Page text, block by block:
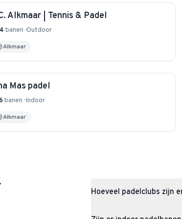
Alkmaar | Tennis & Padel
4 banen ·Outdoor
Alkmaar
Mas padel
banen ·Indoor
Alkmaar
Hoeveel padelclubs zijn